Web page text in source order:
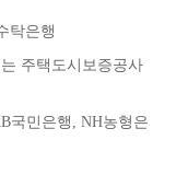
탁은행
주택도시보증공사
국민은행, NH농형은